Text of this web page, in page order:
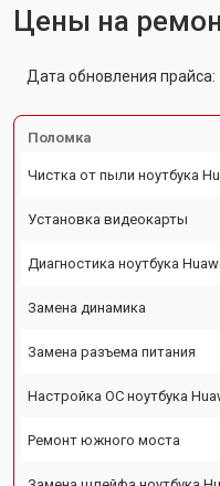
Цены на
Дата обновления прайса:
Поломка
Чистка от пыли ноутбука
Установка видеокарты
Диагностика ноутбука
Замена динамика
Замена разъема питания
Настройка ОС ноутбука
Ремонт южного моста